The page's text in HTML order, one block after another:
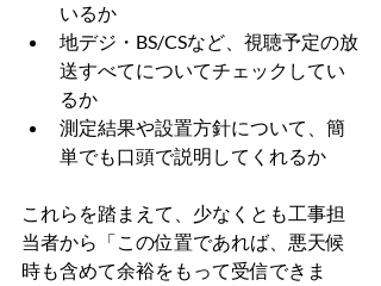
いるか
地デジ・BS/CSなど、視聴予定の放
送すべてについてチェックしてい
るか
測定結果や設置方針について、簡
単でも口頭で説明してくれるか
これらを踏まえて、少なくとも工事担
当者から「この位置であれば、悪天候
時も含めて余裕をもって受信できま